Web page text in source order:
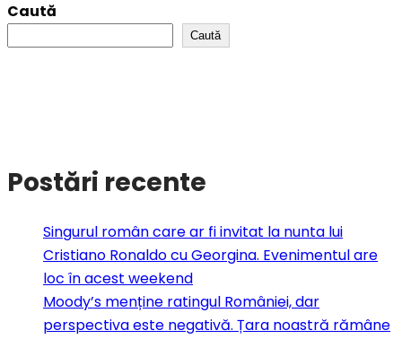
Caută
Caută
Postări recente
Singurul român care ar fi invitat la nunta lui
Cristiano Ronaldo cu Georgina. Evenimentul are
loc în acest weekend
Moody’s menține ratingul României, dar
perspectiva este negativă. Țara noastră rămâne